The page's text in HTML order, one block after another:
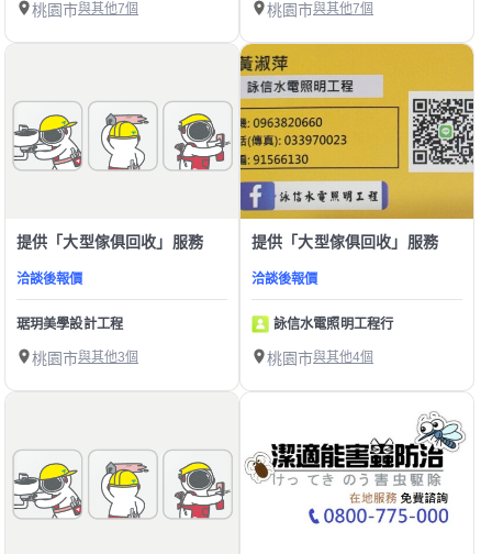
桃園市與其他7個 桃園市與其他7個
提供「大型傢俱回收」服務
洽談後報價
琚玥美學設計工程
桃園市與其他3個
提供「大型傢俱回收」服務
洽談後報價
詠信水電照明工程行
桃園市與其他4個